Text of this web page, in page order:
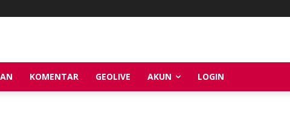
KOMENTAR GEOLIVE AKUN LOGIN